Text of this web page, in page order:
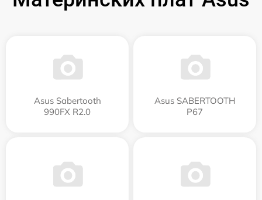
Asus Sabertooth
990FX R2.0
Asus SABERTOOTH
P67